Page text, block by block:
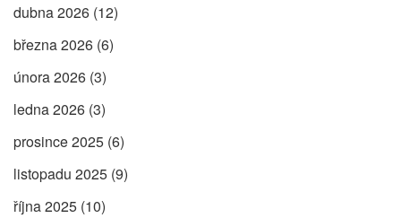
dubna 2026 (12)
března 2026 (6)
února 2026 (3)
ledna 2026 (3)
prosince 2025 (6)
listopadu 2025 (9)
října 2025 (10)